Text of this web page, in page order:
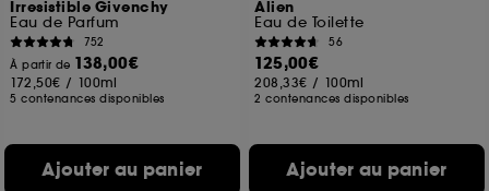
Irresistible Givenchy
Eau de Parfum
752
À partir de 138,00€
172,50€ / 100ml
5 contenances disponibles
Ajouter au panier
Alien
Eau de Toilette
56
125,00€
208,33€ / 100ml
2 contenances disponibles
Ajouter au panier